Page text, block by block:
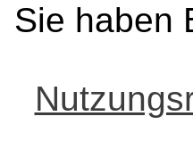
Sie haben